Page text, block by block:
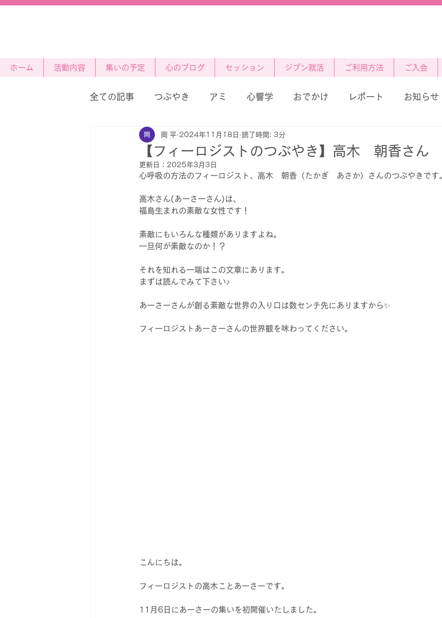
ホーム 活動内容 集いの予定 心のブログ セッション ジブン就活 ご利用方法 ご入会
全ての記事 つぶやき アミ 心響学 おでかけ レポート お知らせ
星の王子さま
【フィーロジストのつぶやき】高木 朝香さん
岡 平 2024年11月18日 読了時間: 3分
更新日： 2025年3月3日
心呼吸の方法のフィーロジスト、高木　朝香（たかぎ　あさか）さんのつぶやきです
高木さん(あーさーさん)は、
福島生まれの素敵な女性です！
素敵にもいろんな種類がありますよね。
一旦何が素敵なのか！？
それを知れる一端はこの文章にあります。
まずは読んでみて下さい♪
あーさーさんが創る素敵な世界の入り口は数センチ先にありますから✨
フィーロジストあーさーさんの世界観を味わってください。
こんにちは。
フィーロジストの高木ことあーさーです。
11月6日にあーさーの集いを初開催いたしました。